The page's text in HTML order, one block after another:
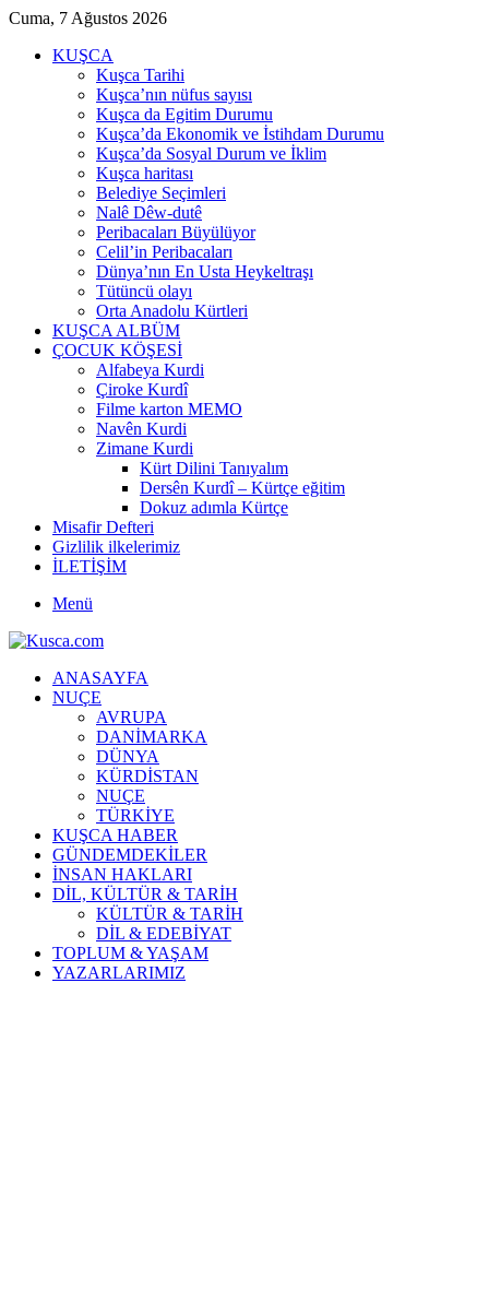
Cuma, 7 Ağustos 2026
KUŞCA
Kuşca Tarihi
Kuşca’nın nüfus sayısı
Kuşca da Egitim Durumu
Kuşca’da Ekonomik ve İstihdam Durumu
Kuşca’da Sosyal Durum ve İklim
Kuşca haritası
Belediye Seçimleri
Nalê Dêw-dutê
Peribacaları Büyülüyor
Celil’in Peribacaları
Dünya’nın En Usta Heykeltraşı
Tütüncü olayı
Orta Anadolu Kürtleri
KUŞCA ALBÜM
ÇOCUK KÖŞESİ
Alfabeya Kurdi
Çiroke Kurdî
Filme karton MEMO
Navên Kurdi
Zimane Kurdi
Kürt Dilini Tanıyalım
Dersên Kurdî – Kürtçe eğitim
Dokuz adımla Kürtçe
Misafir Defteri
Gizlilik ilkelerimiz
İLETİŞİM
Menü
ANASAYFA
NUÇE
AVRUPA
DANİMARKA
DÜNYA
KÜRDİSTAN
NUÇE
TÜRKİYE
KUŞCA HABER
GÜNDEMDEKİLER
İNSAN HAKLARI
DİL, KÜLTÜR & TARİH
KÜLTÜR & TARİH
DİL & EDEBİYAT
TOPLUM & YAŞAM
YAZARLARIMIZ